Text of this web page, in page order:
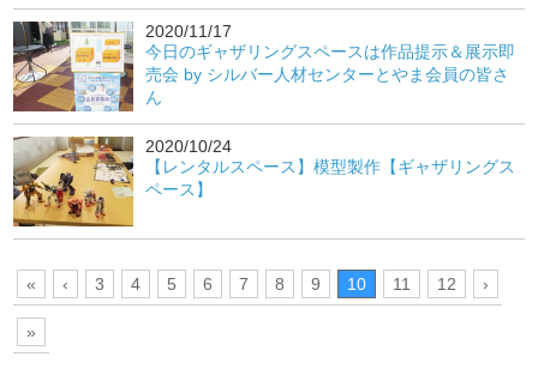
2020/11/17
今日のギャザリングスペースは作品提示＆展示即
売会 by シルバー人材センターとやま会員の皆さ
ん
2020/10/24
【レンタルスペース】模型製作【ギャザリングス
ペース】
« ‹ 3 4 5 6 7 8 9 10 11 12 ›
»